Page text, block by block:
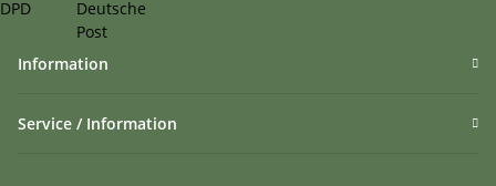
Information
Service / Information